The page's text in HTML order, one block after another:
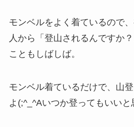
モンベルをよく着ているので
人から「登山されるんですか
こともしばしば。
モンベル着ているだけで、山
よ(;^_^Aいつか登ってもいい